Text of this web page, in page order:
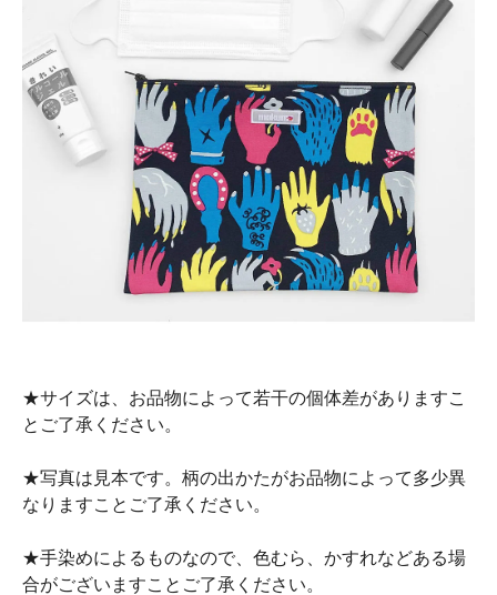
★サイズは、お品物によって若干の個体差がありますこ
とご了承ください。
★写真は見本です。柄の出かたがお品物によって多少異
なりますことご了承ください。
★手染めによるものなので、色むら、かすれなどある場
合がございますことご了承ください。